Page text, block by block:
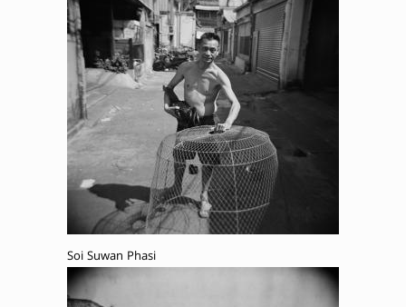
Soi Suwan Phasi